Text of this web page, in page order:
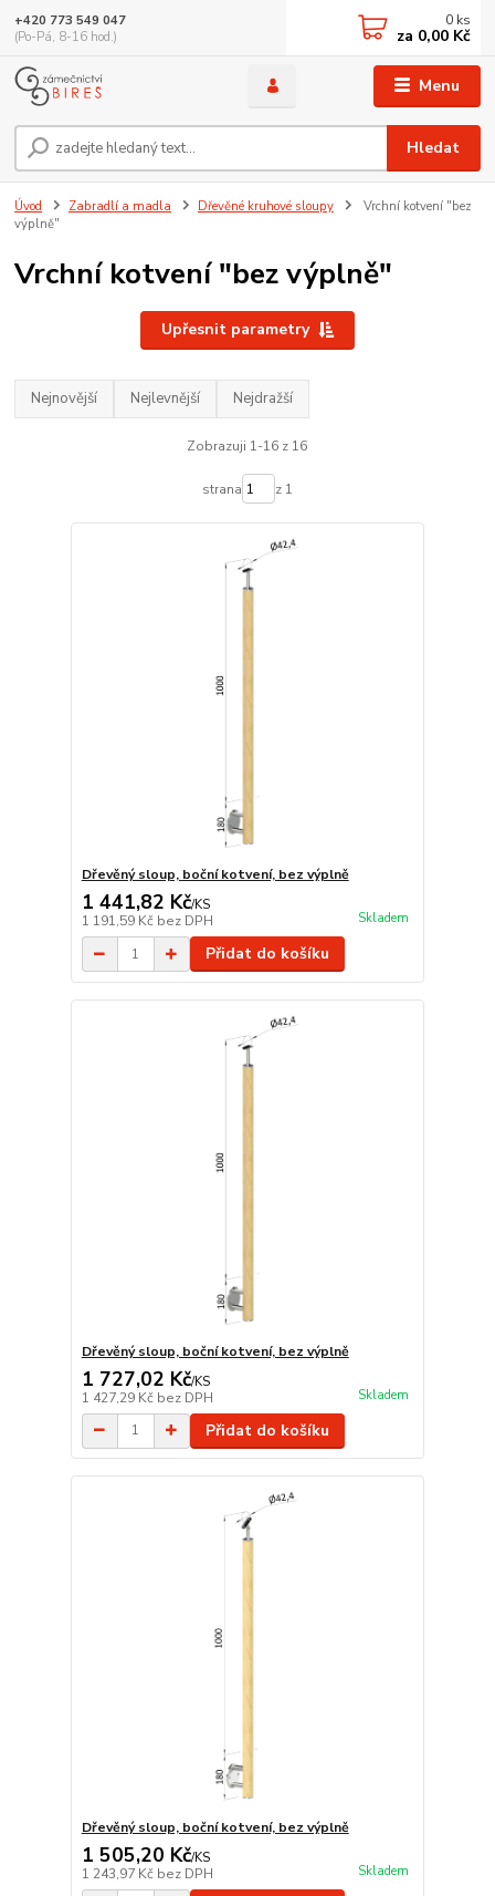
Menu
Hledat
+420 773 549 047
(Po-Pá, 8-16 hod.)
0 ks
za 0,00 Kč
Úvod Zabradlí a madla Dřevěné kruhové sloupy
Vrchní kotvení "bez
výplně"
Vrchní kotvení "bez výplně"
Upřesnit parametry
Nejnovější Nejlevnější Nejdražší
Zobrazuji 1-16 z 16
strana z 1
Dřevěný sloup, boční kotvení, bez výplně
1 441,82 Kč/KS
1 191,59 Kč bez DPH Skladem
Přidat do košíku
Dřevěný sloup, boční kotvení, bez výplně
1 727,02 Kč/KS
1 427,29 Kč bez DPH Skladem
Přidat do košíku
Dřevěný sloup, boční kotvení, bez výplně
1 505,20 Kč/KS
1 243,97 Kč bez DPH Skladem